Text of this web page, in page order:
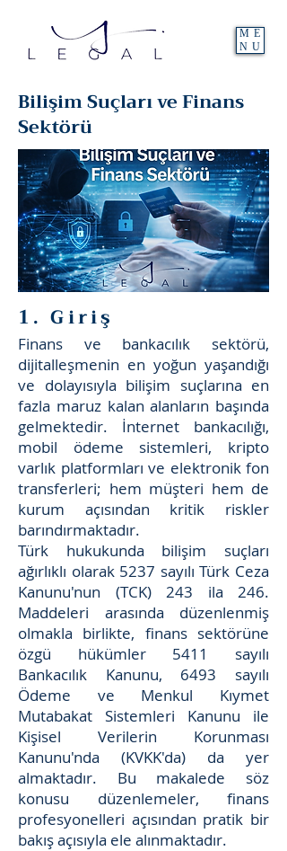
ME
NU
Bilişim Suçları ve Finans
Sektörü
1. Giriş
Finans ve bankacılık sektörü,
dijitalleşmenin en yoğun yaşandığı
ve dolayısıyla bilişim suçlarına en
fazla maruz kalan alanların başında
gelmektedir. İnternet bankacılığı,
mobil ödeme sistemleri, kripto
varlık platformları ve elektronik fon
transferleri; hem müşteri hem de
kurum açısından kritik riskler
barındırmaktadır.
Türk hukukunda bilişim suçları
ağırlıklı olarak 5237 sayılı Türk Ceza
Kanunu'nun (TCK) 243 ila 246.
Maddeleri arasında düzenlenmiş
olmakla birlikte, finans sektörüne
özgü hükümler 5411 sayılı
Bankacılık Kanunu, 6493 sayılı
Ödeme ve Menkul Kıymet
Mutabakat Sistemleri Kanunu ile
Kişisel Verilerin Korunması
Kanunu'nda (KVKK'da) da yer
almaktadır. Bu makalede söz
konusu düzenlemeler, finans
profesyonelleri açısından pratik bir
bakış açısıyla ele alınmaktadır.